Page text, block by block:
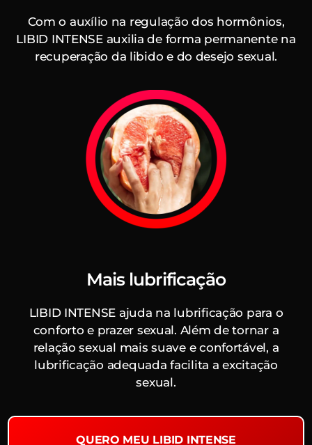
Com o auxílio na regulação dos hormônios,
LIBID INTENSE auxilia de forma permanente na
recuperação da libido e do desejo sexual.
Mais lubrificação
LIBID INTENSE ajuda na lubrificação para o
conforto e prazer sexual. Além de tornar a
relação sexual mais suave e confortável, a
lubrificação adequada facilita a excitação
sexual.
QUERO MEU LIBID INTENSE